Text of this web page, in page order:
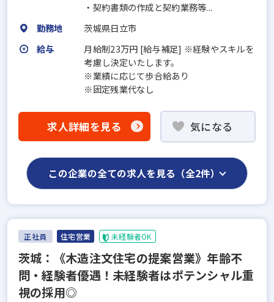
・契約書類の作成と契約業務等...
勤務地
茨城県日立市
給与
月給制23万円 [給与補足] ※経験やスキルを
考慮し決定いたします。
※業績に応じて歩合給あり
※固定残業代なし
求人詳細を見る 気になる
この企業の全ての求人を見る（全2件）
正社員 住宅営業 未経験者OK
茨城：《木造注文住宅の提案営業》年齢不
問・経験者優遇！未経験者はポテンシャル重
視の採用◎